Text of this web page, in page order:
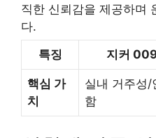
직한 신뢰감을 제공하며
다.
특징
지커
핵심 가
치
실내 거주성/
함